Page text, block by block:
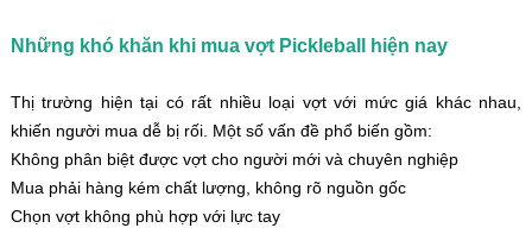
Những khó khăn khi mua vợt Pickleball hiện nay
Thị trường hiện tại có rất nhiều loại vợt với mức giá khác nhau,
khiến người mua dễ bị rối. Một số vấn đề phổ biến gồm:
Không phân biệt được vợt cho người mới và chuyên nghiệp
Mua phải hàng kém chất lượng, không rõ nguồn gốc
Chọn vợt không phù hợp với lực tay